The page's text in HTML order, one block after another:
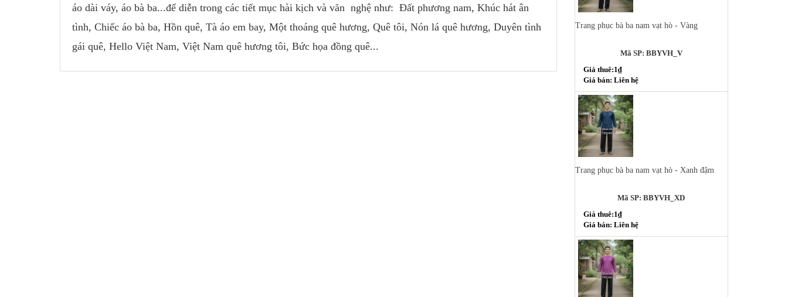
áo dài váy, áo bà ba...để diễn trong các tiết mục hài kịch và văn nghệ như: Đất phương nam, Khúc hát ân
tình, Chiếc áo bà ba, Hồn quê, Tà áo em bay, Một thoáng quê hương, Quê tôi, Nón lá quê hương, Duyên tình
gái quê, Hello Việt Nam, Việt Nam quê hương tôi, Bức họa đồng quê...
Trang phục bà ba nam vạt hò - Vàng
Mã SP: BBYVH_V
Giá thuê:1₫
Giá bán: Liên hệ
Trang phục bà ba nam vạt hò - Xanh đậm
Mã SP: BBYVH_XD
Giá thuê:1₫
Giá bán: Liên hệ